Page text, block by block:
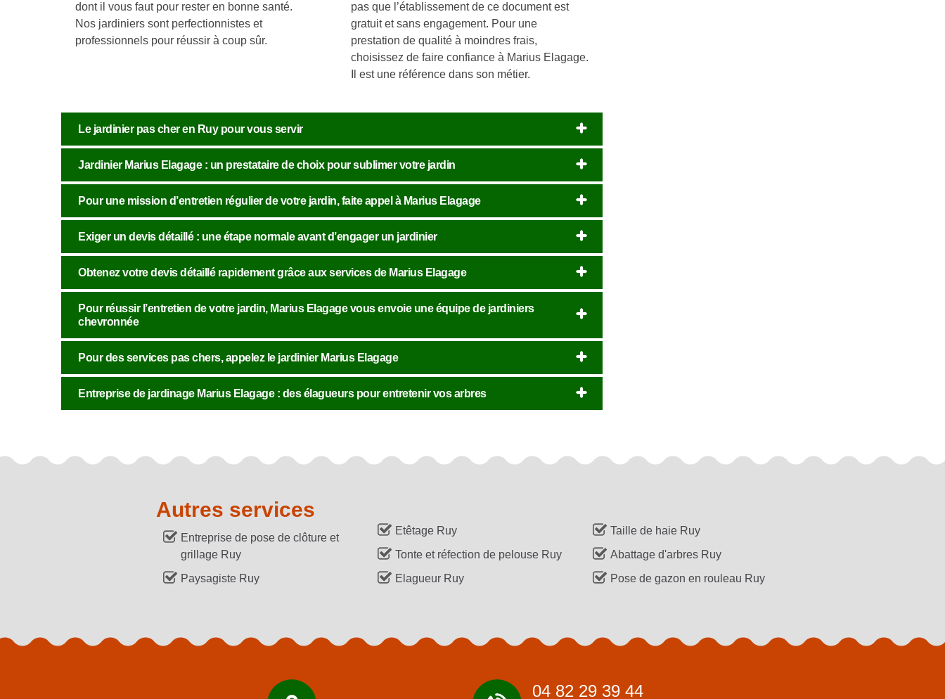
dont il vous faut pour rester en bonne santé.
Nos jardiniers sont perfectionnistes et
professionnels pour réussir à coup sûr.
pas que l’établissement de ce document est
gratuit et sans engagement. Pour une
prestation de qualité à moindres frais,
choisissez de faire confiance à Marius Elagage.
Il est une référence dans son métier.
Le jardinier pas cher en Ruy pour vous servir
Jardinier Marius Elagage : un prestataire de choix pour sublimer votre jardin
Pour une mission d’entretien régulier de votre jardin, faite appel à Marius Elagage
Exiger un devis détaillé : une étape normale avant d’engager un jardinier
Obtenez votre devis détaillé rapidement grâce aux services de Marius Elagage
Pour réussir l’entretien de votre jardin, Marius Elagage vous envoie une équipe de jardiniers
chevronnée
Pour des services pas chers, appelez le jardinier Marius Elagage
Entreprise de jardinage Marius Elagage : des élagueurs pour entretenir vos arbres
Autres services
Entreprise de pose de clôture et
grillage Ruy
Paysagiste Ruy
Etêtage Ruy
Tonte et réfection de pelouse Ruy
Elagueur Ruy
Taille de haie Ruy
Abattage d'arbres Ruy
Pose de gazon en rouleau Ruy
04 82 29 39 44